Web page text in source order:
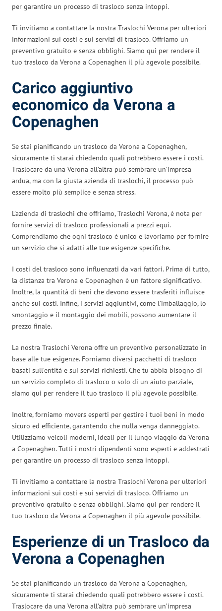
per garantire un processo di trasloco senza intoppi.
Ti invitiamo a contattare la nostra Traslochi Verona per ulteriori
informazioni sui costi e sui servizi di trasloco. Offriamo un
preventivo gratuito e senza obblighi. Siamo qui per rendere il
tuo trasloco da Verona a Copenaghen il più agevole possibile.
Carico aggiuntivo
economico da Verona a
Copenaghen
Se stai pianificando un trasloco da Verona a Copenaghen,
sicuramente ti starai chiedendo quali potrebbero essere i costi.
Traslocare da una Verona all’altra può sembrare un’impresa
ardua, ma con la giusta azienda di traslochi, il processo può
essere molto più semplice e senza stress.
L’azienda di traslochi che offriamo, Traslochi Verona, è nota per
fornire servizi di trasloco professionali a prezzi equi.
Comprendiamo che ogni trasloco è unico e lavoriamo per fornire
un servizio che si adatti alle tue esigenze specifiche.
I costi del trasloco sono influenzati da vari fattori. Prima di tutto,
la distanza tra Verona e Copenaghen è un fattore significativo.
Inoltre, la quantità di beni che devono essere trasferiti influisce
anche sui costi. Infine, i servizi aggiuntivi, come l’imballaggio, lo
smontaggio e il montaggio dei mobili, possono aumentare il
prezzo finale.
La nostra Traslochi Verona offre un preventivo personalizzato in
base alle tue esigenze. Forniamo diversi pacchetti di trasloco
basati sull’entità e sui servizi richiesti. Che tu abbia bisogno di
un servizio completo di trasloco o solo di un aiuto parziale,
siamo qui per rendere il tuo trasloco il più agevole possibile.
Inoltre, forniamo movers esperti per gestire i tuoi beni in modo
sicuro ed efficiente, garantendo che nulla venga danneggiato.
Utilizziamo veicoli moderni, ideali per il lungo viaggio da Verona
a Copenaghen. Tutti i nostri dipendenti sono esperti e addestrati
per garantire un processo di trasloco senza intoppi.
Ti invitiamo a contattare la nostra Traslochi Verona per ulteriori
informazioni sui costi e sui servizi di trasloco. Offriamo un
preventivo gratuito e senza obblighi. Siamo qui per rendere il
tuo trasloco da Verona a Copenaghen il più agevole possibile.
Esperienze di un Trasloco da
Verona a Copenaghen
Se stai pianificando un trasloco da Verona a Copenaghen,
sicuramente ti starai chiedendo quali potrebbero essere i costi.
Traslocare da una Verona all’altra può sembrare un’impresa